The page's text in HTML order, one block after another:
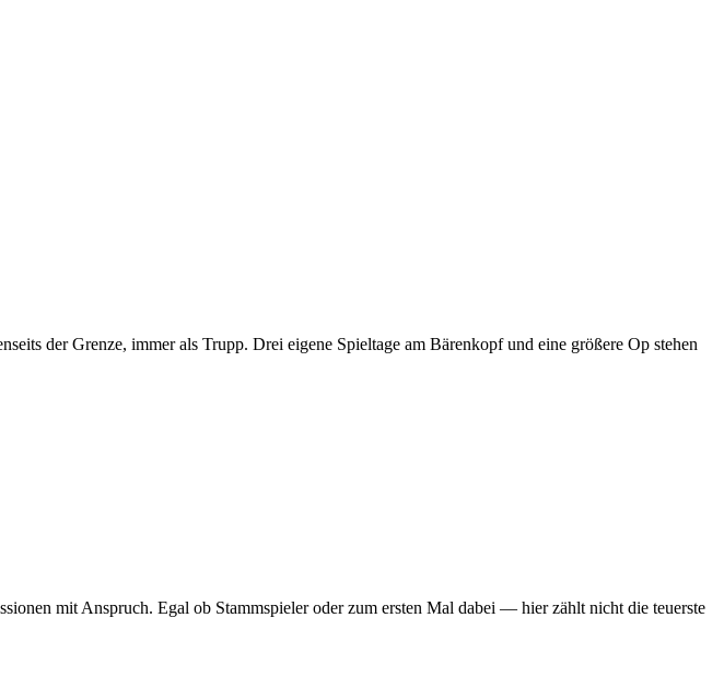
der Grenze, immer als Trupp. Drei eigene Spieltage am Bärenkopf und eine größere Op stehen
mit Anspruch. Egal ob Stammspieler oder zum ersten Mal dabei — hier zählt nicht die teuerste